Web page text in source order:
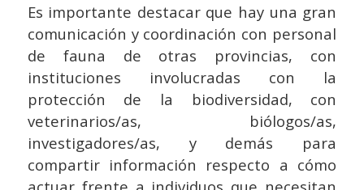
Es importante destacar que hay una gran
comunicación y coordinación con personal
de fauna de otras provincias, con
instituciones involucradas con la
protección de la biodiversidad, con
veterinarios/as, biólogos/as,
investigadores/as, y demás para
compartir información respecto a cómo